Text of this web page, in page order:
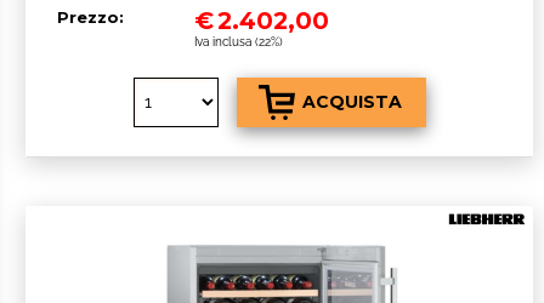
Prezzo: €2.402,00
Iva inclusa (22%)